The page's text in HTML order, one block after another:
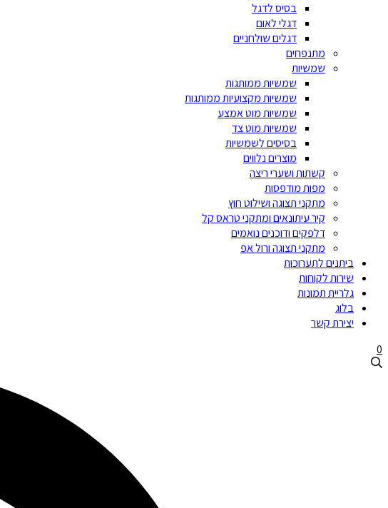
בסיס לדגל
דגלי לאום
דגלים שולחניים
מתנפחים
שמשיות
שמשיות ממותגות
שמשיות מקצועיות ממותגות
שמשיות מוט אמצע
שמשיות מוט צד
בסיסים לשמשיות
מוצרים נלווים
קשתות ושערי ריצה
מפות מודפסות
מתקני תצוגה ושילוט חוץ
קיר עיתונאים ומתקני טראס קל
דלפקים ודוכנים נואמים
מתקני תצוגה ורול אפ
ביתנים לתערוכות
שירות לקוחות
גלריית תמונות
בלוג
יצירת קשר
0